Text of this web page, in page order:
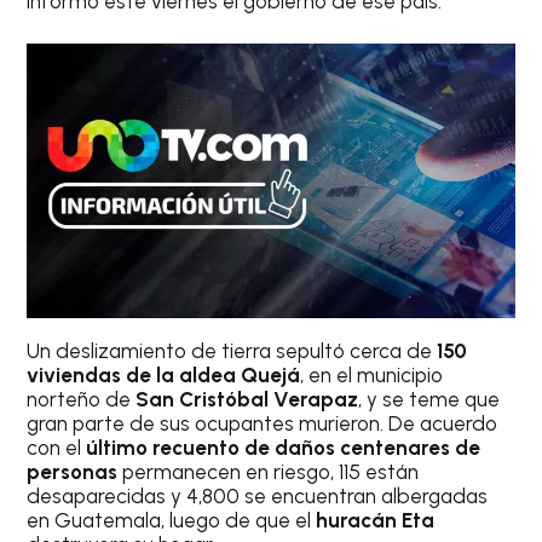
Un deslizamiento de tierra sepultó cerca de150
viviendas de la aldea Quejá, en el municipio
norteño de San Cristóbal Verapaz, y se teme que
gran parte de sus ocupantes murieron. De acuerdo
con el último recuento de daños centenares de
personas permanecen en riesgo, 115 están
desaparecidas y 4,800 se encuentran albergadas
en Guatemala, luego de que el huracán Eta